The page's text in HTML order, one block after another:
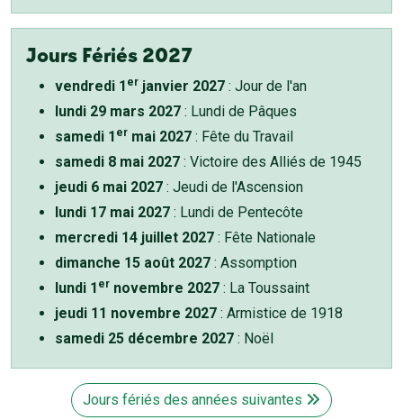
Jours Fériés 2027
vendredi 1 er janvier 2027 : Jour de l'an
lundi 29 mars 2027 : Lundi de Pâques
samedi 1 er mai 2027 : Fête du Travail
samedi 8 mai 2027 : Victoire des Alliés de 1945
jeudi 6 mai 2027 : Jeudi de l'Ascension
lundi 17 mai 2027 : Lundi de Pentecôte
mercredi 14 juillet 2027 : Fête Nationale
dimanche 15 août 2027 : Assomption
lundi 1 er novembre 2027 : La Toussaint
jeudi 11 novembre 2027 : Armistice de 1918
samedi 25 décembre 2027 : Noël
Jours fériés des années suivantes